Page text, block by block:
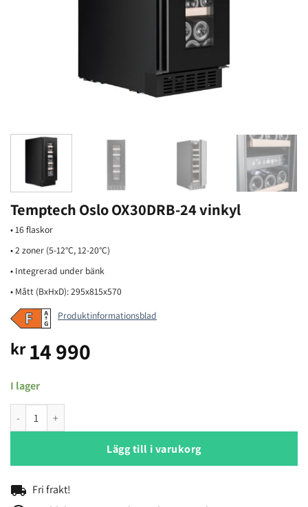
Temptech Oslo OX30DRB-24 vinkyl
• 16 flaskor
• 2 zoner (5-12°C, 12-20°C)
• Integrerad under bänk
• Mått (BxHxD): 295x815x570
Produktinformationsblad
kr14 990
I lager
Temptech Oslo OX30DRB-24 vinkyl mängd
Lägg till i varukorg
local_shipping Fri frakt!